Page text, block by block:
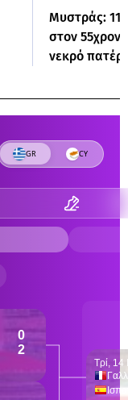
Μυστράς:
στον
νεκρό